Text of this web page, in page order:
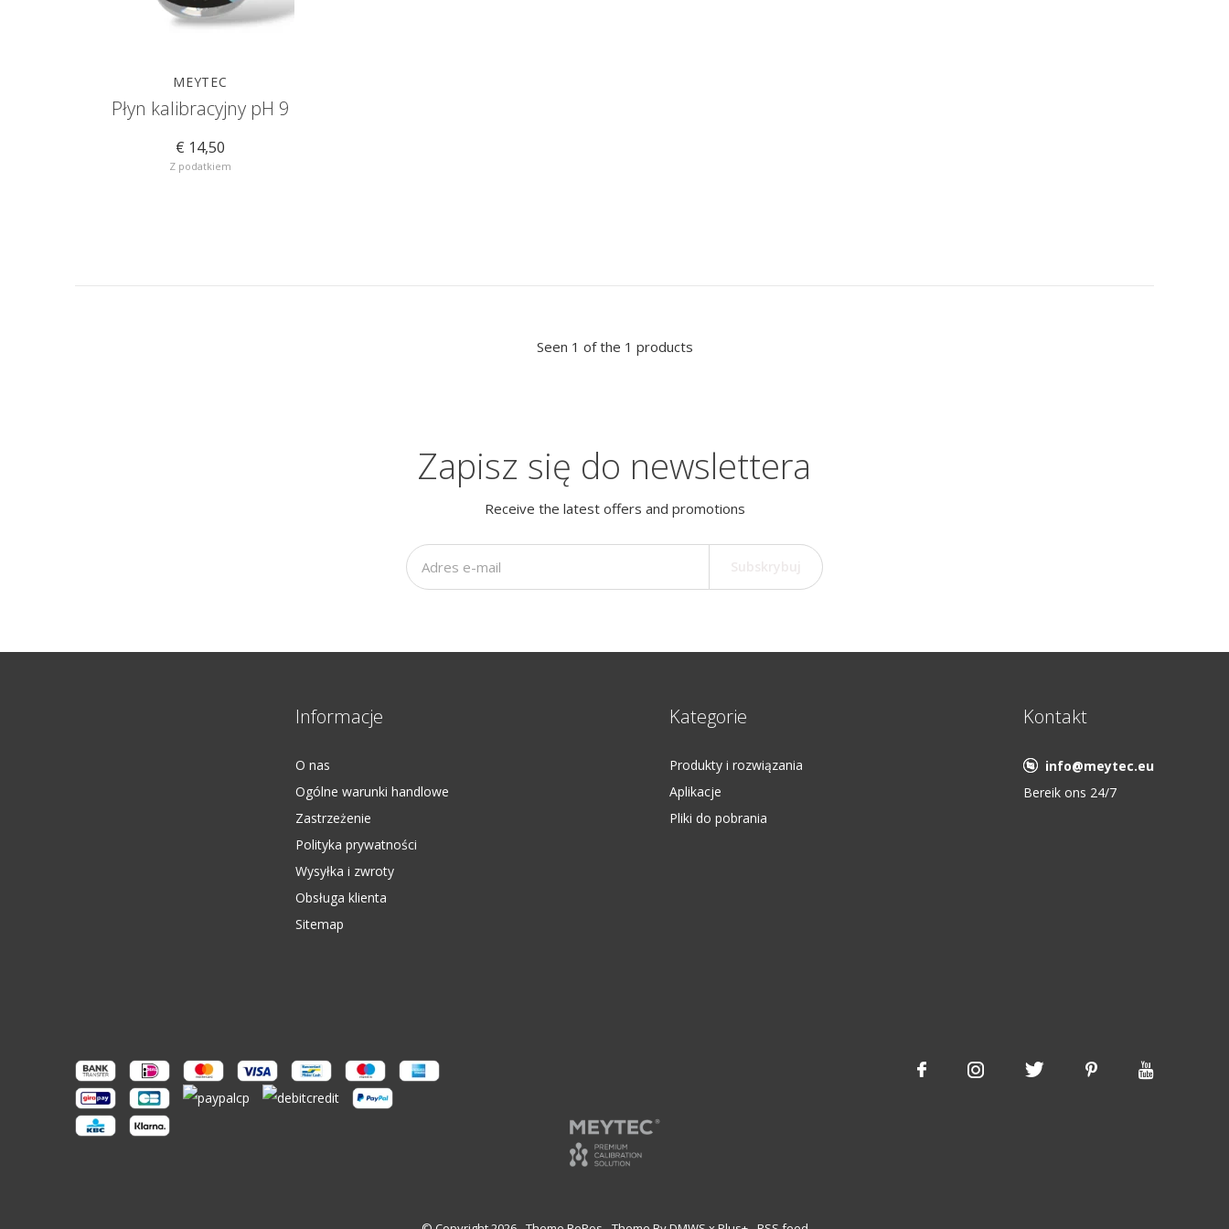
MEYTEC
Płyn kalibracyjny pH 9
€ 14,50
Z podatkiem
Seen 1 of the 1 products
Zapisz się do newslettera
Receive the latest offers and promotions
Informacje
O nas
Ogólne warunki handlowe
Zastrzeżenie
Polityka prywatności
Wysyłka i zwroty
Obsługa klienta
Sitemap
Kategorie
Produkty i rozwiązania
Aplikacje
Pliki do pobrania
Kontakt
info@meytec.eu
Bereik ons 24/7